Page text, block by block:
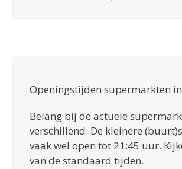
Openingstijden supermarkten
Belang bij de actuele
verschillend. De kleinere
vaak wel open tot 21:45 uur.
van de standaard tijden.